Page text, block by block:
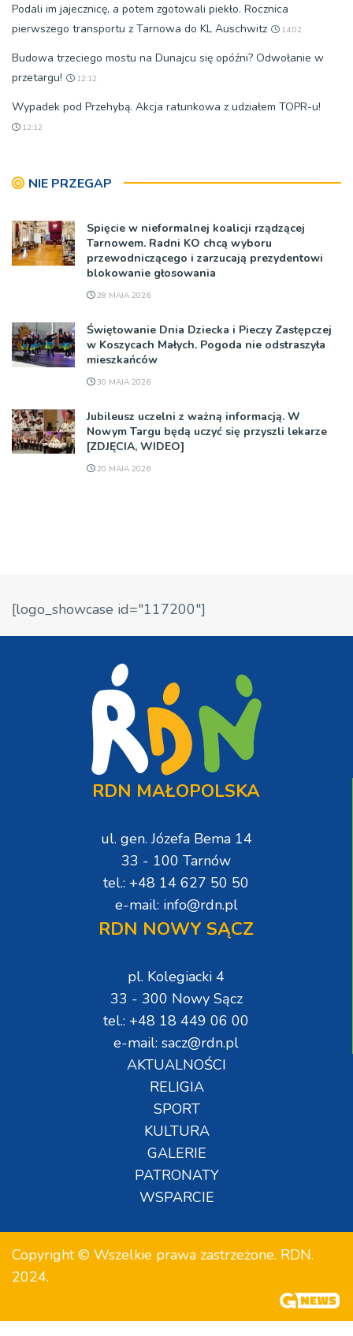
Podali im jajecznicę, a potem zgotowali piekło. Rocznica
pierwszego transportu z Tarnowa do KL Auschwitz
14:02
Budowa trzeciego mostu na Dunajcu się opóźni? Odwołanie w
przetargu!
12:12
Wypadek pod Przehybą. Akcja ratunkowa z udziałem TOPR-u!
12:12
NIE PRZEGAP
Spięcie w nieformalnej koalicji rządzącej
Tarnowem. Radni KO chcą wyboru
przewodniczącego i zarzucają prezydentowi
blokowanie głosowania
28 MAJA 2026
Świętowanie Dnia Dziecka i Pieczy Zastępczej
w Koszycach Małych. Pogoda nie odstraszyła
mieszkańców
30 MAJA 2026
Jubileusz uczelni z ważną informacją. W
Nowym Targu będą uczyć się przyszli lekarze
[ZDJĘCIA, WIDEO]
20 MAJA 2026
[logo_showcase id="117200"]
RDN MAŁOPOLSKA
ul. gen. Józefa Bema 14
33 - 100 Tarnów
tel.: +48 14 627 50 50
e-mail: info@rdn.pl
RDN NOWY SĄCZ
pl. Kolegiacki 4
33 - 300 Nowy Sącz
tel.: +48 18 449 06 00
e-mail: sacz@rdn.pl
AKTUALNOŚCI
RELIGIA
SPORT
KULTURA
GALERIE
PATRONATY
WSPARCIE
Copyright © Wszelkie prawa zastrzeżone. RDN.
2024.